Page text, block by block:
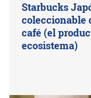
Starbucks
coleccionable
café (el
ecosistema)